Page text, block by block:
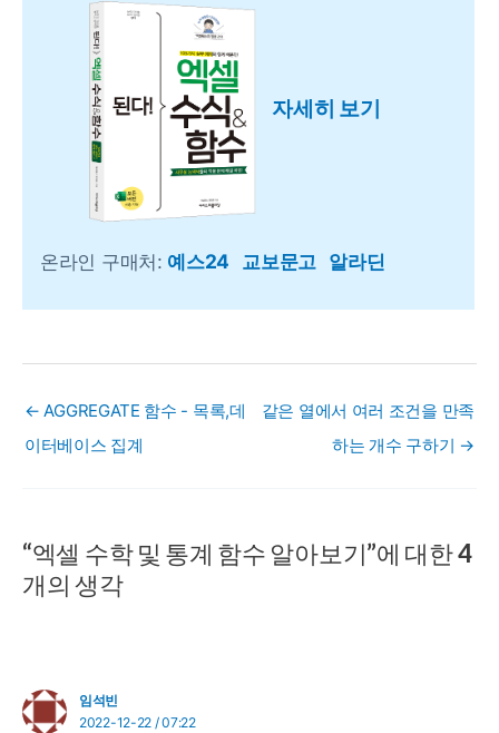
자세히 보기
온라인 구매처: 예스24 교보문고 알라딘
← AGGREGATE 함수 - 목록,데
이터베이스 집계
같은 열에서 여러 조건을 만족
하는 개수 구하기 →
“엑셀 수학 및 통계 함수 알아보기”에 대한 4
개의 생각
임석빈
2022-12-22 / 07:22